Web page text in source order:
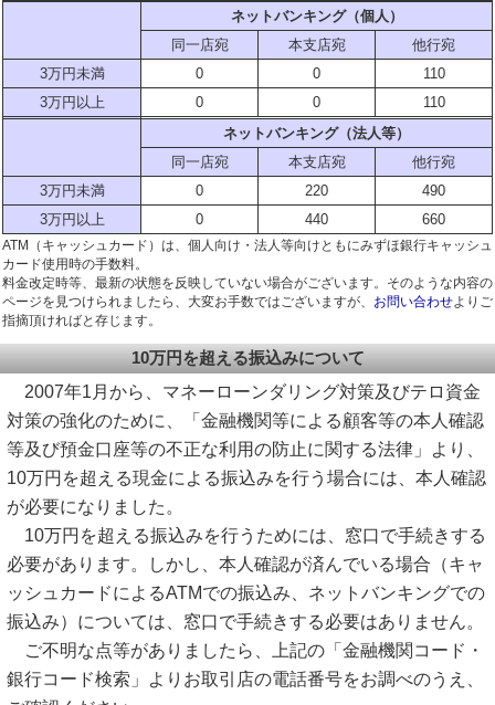
ネットバンキング（個人）
同一店宛
本支店宛
他行宛
3万円未満
0 0
110
3万円以上
0 0
110
ネットバンキング（法人等）
同一店宛
本支店宛
他行宛
3万円未満
0 220
490
3万円以上
0 440 660
ATM（キャッシュカード）は、個人向け・法人等向けともにみずほ銀行キャッシュ
カード使用時の手数料。
料金改定時等、最新の状態を反映していない場合がございます。そのような内容の
ページを見つけられましたら、大変お手数ではございますが、 お問い合わせよりご
指摘頂ければと存じます。
10万円を超える振込みについて
2007年1月から、マネーローンダリング対策及びテロ資金
対策の強化のために、「金融機関等による顧客等の本人確認
等及び預金口座等の不正な利用の防止に関する法律」より、
10万円を超える現金による振込みを行う場合には、本人確認
が必要になりました。
10万円を超える振込みを行うためには、窓口で手続きする
必要があります。しかし、本人確認が済んでいる場合（キャ
ッシュカードによるATMでの振込み、ネットバンキングでの
振込み）については、窓口で手続きする必要はありません。
ご不明な点等がありましたら、上記の「金融機関コード・
銀行コード検索」よりお取引店の電話番号をお調べのうえ、